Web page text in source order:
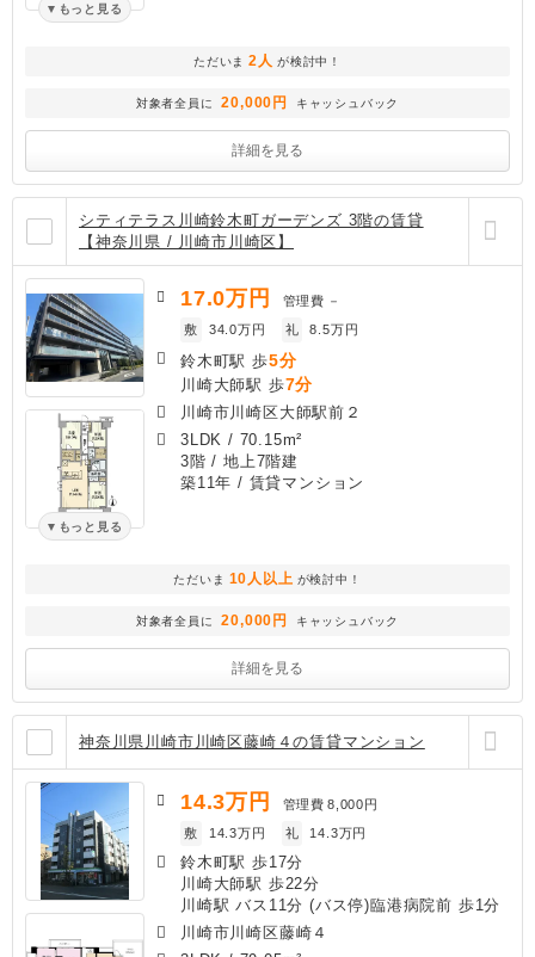
もっと見る
ただいま 2人 が検討中！
対象者全員に 20,000円 キャッシュバック
詳細を見る
シティテラス川崎鈴木町ガーデンズ 3階の賃貸
【神奈川県 / 川崎市川崎区】
もっと見る
17.0万円 管理費 －
敷
34.0万円 礼 8.5万円
鈴木町駅 歩5分
川崎大師駅 歩7分
川崎市川崎区大師駅前２
3LDK / 70.15m²
3階 / 地上7階建
築11年 / 賃貸マンション
ただいま 10人以上 が検討中！
対象者全員に 20,000円 キャッシュバック
詳細を見る
神奈川県川崎市川崎区藤崎４の賃貸マンション
14.3万円 管理費 8,000円
敷
14.3万円 礼 14.3万円
鈴木町駅 歩17分
川崎大師駅 歩22分
川崎駅 バス11分 (バス停)臨港病院前 歩1分
川崎市川崎区藤崎４